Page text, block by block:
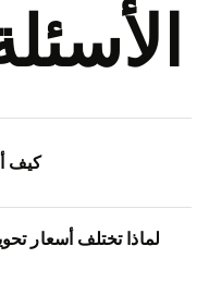
كيف
لماذا تختلف أسعار